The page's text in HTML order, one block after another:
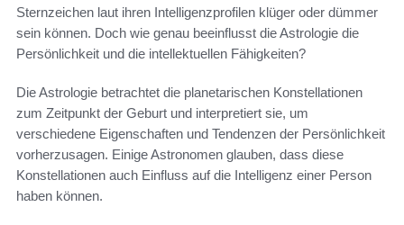
Sternzeichen laut ihren Intelligenzprofilen klüger oder dümmer
sein können. Doch wie genau beeinflusst die Astrologie die
Persönlichkeit und die intellektuellen Fähigkeiten?
Die Astrologie betrachtet die planetarischen Konstellationen
zum Zeitpunkt der Geburt und interpretiert sie, um
verschiedene Eigenschaften und Tendenzen der Persönlichkeit
vorherzusagen. Einige Astronomen glauben, dass diese
Konstellationen auch Einfluss auf die Intelligenz einer Person
haben können.